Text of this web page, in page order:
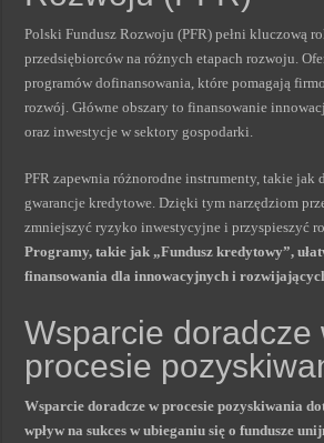
Polski Fundusz Rozwoju (PFR) pełni kluczową
przedsiębiorców na różnych etapach rozwoju.
programów dofinansowania, które pomagają
rozwój. Główne obszary to finansowanie
oraz inwestycje w sektory gospodarki.
PFR zapewnia różnorodne instrumenty, takie jak
gwarancje kredytowe. Dzięki tym narzędziom
zmniejszyć ryzyko inwestycyjne i przyspieszyć
Programy, takie jak „Fundusz kredytowy”,
finansowania dla innowacyjnych i
Wsparcie doradcze
procesie
Wsparcie doradcze w procesie pozyskiwania
wpływ na sukces w ubieganiu się o fundusze